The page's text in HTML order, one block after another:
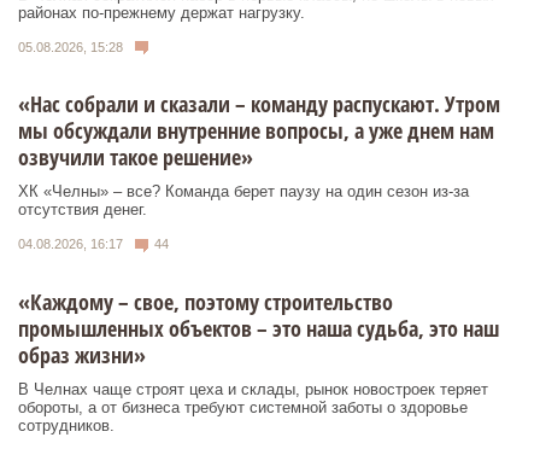
районах по-прежнему держат нагрузку.
05.08.2026, 15:28
«Нас собрали и сказали – команду распускают. Утром
мы обсуждали внутренние вопросы, а уже днем нам
озвучили такое решение»
ХК «Челны» – все? Команда берет паузу на один сезон из-за
отсутствия денег.
04.08.2026, 16:17 44
«Каждому – свое, поэтому строительство
промышленных объектов – это наша судьба, это наш
образ жизни»
В Челнах чаще строят цеха и склады, рынок новостроек теряет
обороты, а от бизнеса требуют системной заботы о здоровье
сотрудников.